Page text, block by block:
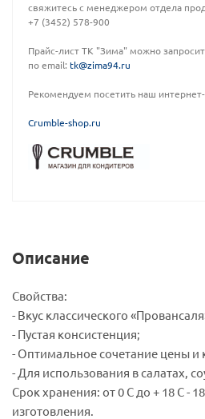
свяжитесь с менеджером отдела
+7 (3452) 578-900
Прайс-лист ТК "Зима" можно
по email: tk@zima94.ru
Рекомендуем посетить наш
Crumble-shop.ru
Описание
Свойства:
- Вкус классического
- Пустая консистенция;
- Оптимальное сочетание цены и
- Для использования в салатах,
Срок хранения: от 0 С до + 18 С -
изготовления.